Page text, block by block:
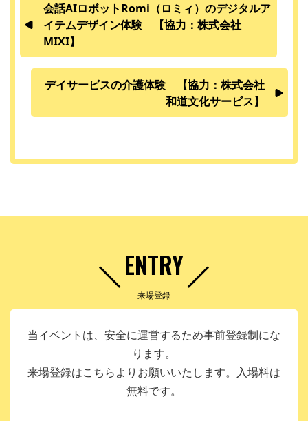
会話AIロボットRomi（ロミィ）のデジタルア
イテムデザイン体験 【協力：株式会社
MIXI】
デイサービスの介護体験 【協力：株式会社
和道文化サービス】
ENTRY
来場登録
当イベントは、安全に運営するため事前登録制にな
ります。
来場登録はこちらよりお願いいたします。入場料は
無料です。